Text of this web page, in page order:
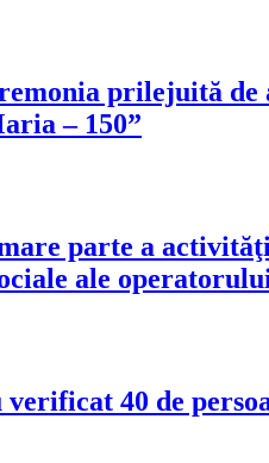
prilejuită
– 150”
parte a
ale
40 de